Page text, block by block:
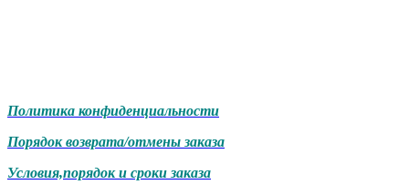
Политика конфиденциальности
Порядок возврата/отмены заказа
Условия,порядок и сроки заказа